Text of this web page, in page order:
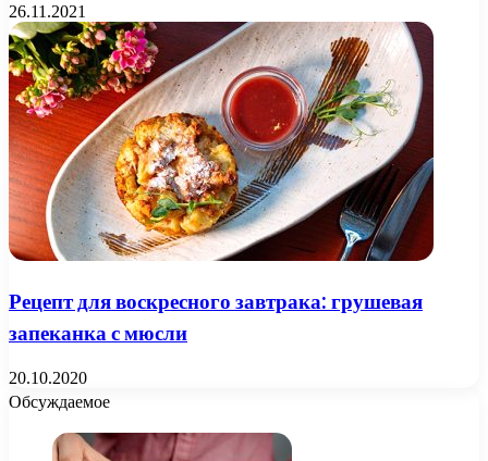
26.11.2021
Рецепт для воскресного завтрака: грушевая
запеканка с мюсли
20.10.2020
Обсуждаемое